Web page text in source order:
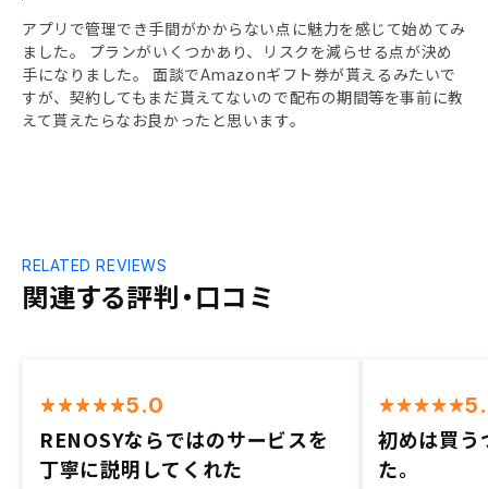
アプリで管理でき手間がかからない点に魅力を感じて始めてみ
ました。 プランがいくつかあり、リスクを減らせる点が決め
手になりました。 面談でAmazonギフト券が貰えるみたいで
すが、契約してもまだ貰えてないので配布の期間等を事前に教
えて貰えたらなお良かったと思います。
関連する評判・口コミ
RELATED REVIEWS
5.0
RENOSYならではのサービスを
丁寧に説明してくれた
初めは買う
た。